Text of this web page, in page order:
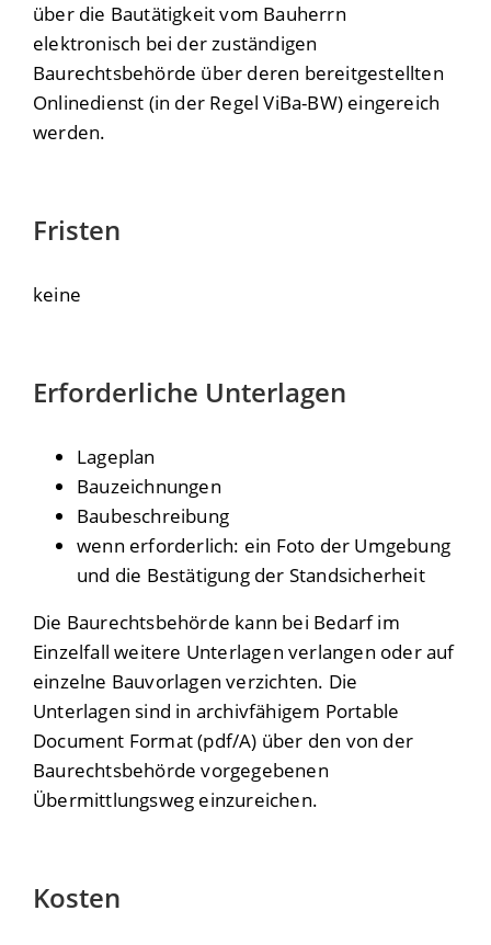
über die Bautätigkeit vom Bauherrn
elektronisch bei der zuständigen
Baurechtsbehörde über deren bereitgestellten
Onlinedienst (in der Regel ViBa-BW) eingereich
werden.
Fristen
keine
Erforderliche Unterlagen
Lageplan
Bauzeichnungen
Baubeschreibung
wenn erforderlich: ein Foto der Umgebung
und die Bestätigung der Standsicherheit
Die Baurechtsbehörde kann bei Bedarf im
Einzelfall weitere Unterlagen verlangen oder auf
einzelne Bauvorlagen verzichten. Die
Unterlagen sind in archivfähigem Portable
Document Format (pdf/A) über den von der
Baurechtsbehörde vorgegebenen
Übermittlungsweg einzureichen.
Kosten